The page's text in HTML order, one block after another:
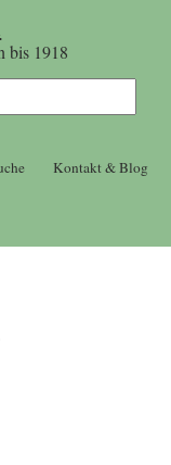
bis 1918
Kontakt & Blog